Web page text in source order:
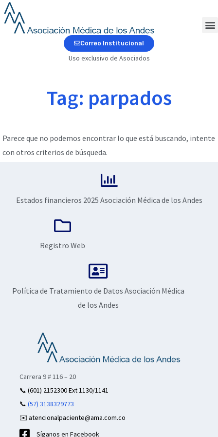
al
contenido
Correo Institucional
Uso exclusivo de Asociados
Tag: parpados
Parece que no podemos encontrar lo que está buscando, intente
con otros criterios de búsqueda.
Estados financieros 2025 Asociación Médica de los Andes
Registro Web
Política de Tratamiento de Datos Asociación Médica
de los Andes
Carrera 9 # 116 – 20
📞 (601) 2152300 Ext 1130/1141
📞 (57) 3138329773
✉️ atencionalpaciente@ama.com.co
Síganos en Facebook